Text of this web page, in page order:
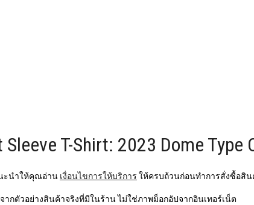
Sleeve T-Shirt: 2023 Dome Type
ะนำให้คุณอ่าน เงื่อนไขการให้บริการ ให้ครบถ้วนก่อนทำการสั่งซื้อสิน
กตัวอย่างสินค้าจริงที่มีในร้าน ไม่ใช่ภาพม็อกอัปจากอินเทอร์เน็ต